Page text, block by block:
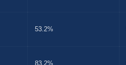
53.2%
83.2%